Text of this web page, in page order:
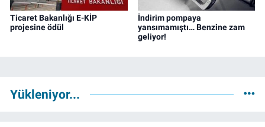
Ticaret Bakanlığı E-KİP
projesine ödül
İndirim pompaya
yansımamıştı… Benzine zam
geliyor!
Yükleniyor...